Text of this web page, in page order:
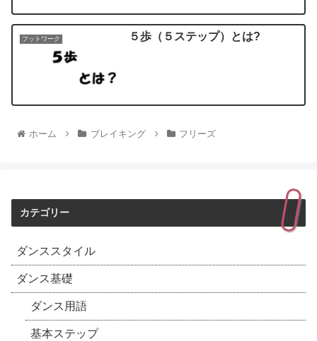
フットワーク ５歩（５ステップ）とは?
ホーム ブレイキング フリーズ
カテゴリー
ダンススタイル
ダンス基礎
ダンス用語
基本ステップ